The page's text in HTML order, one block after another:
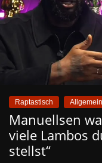
Raptastisch Allgemein
Manuellsen
viele Lambos
stellst“